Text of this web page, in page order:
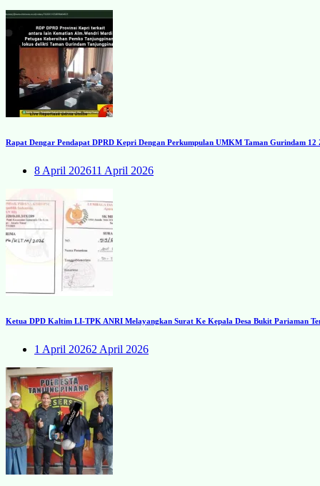
Rapat Dengar Pendapat DPRD Kepri Dengan Perkumpulan UMKM Taman Gurindam
8 April 202611 April 2026
Ketua DPD Kaltim LI-TPK ANRI Melayangkan Surat Ke Kepala Desa Bukit Pariaman
1 April 20262 April 2026